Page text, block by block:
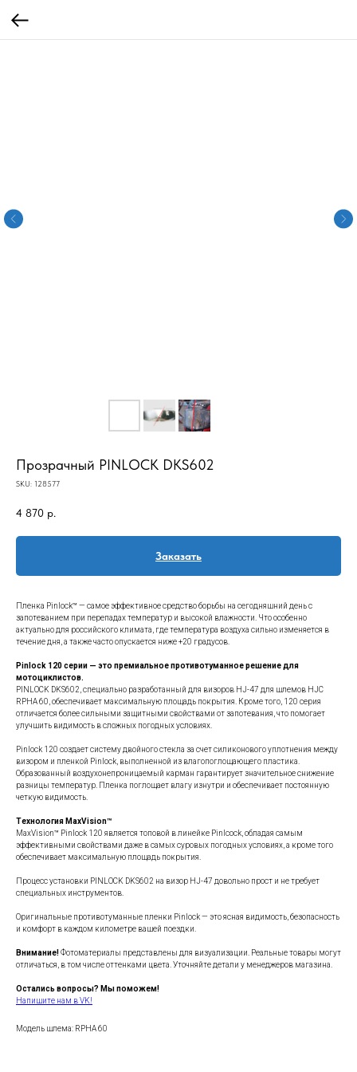
Прозрачный PINLOCK DKS602
SKU: 128577
4 870 р.
Заказать
Пленка Pinlock™ — самое эффективное средство борьбы на сегодняшний день с
запотеванием при перепадах температур и высокой влажности. Что особенно
актуально для российского климата, где температура воздуха сильно изменяется в
течение дня, а также часто опускается ниже +20 градусов.
Pinlock 120 серии — это премиальное противотуманное решение для
мотоциклистов.
PINLOCK DKS602, специально разработанный для визоров HJ-47 для шлемов HJC
RPHA 60, обеспечивает максимальную площадь покрытия. Кроме того, 120 серия
отличается более сильными защитными свойствами от запотевания, что помогает
улучшить видимость в сложных погодных условиях.
Pinlock 120 создает систему двойного стекла за счет силиконового уплотнения между
визором и пленкой Pinlock, выполненной из влагопоглощающего пластика.
Образованный воздухонепроницаемый карман гарантирует значительное снижение
разницы температур. Пленка поглощает влагу изнутри и обеспечивает постоянную
четкую видимость.
Технология MaxVision™
MaxVision™ Pinlock 120 является топовой в линейке Pinlcock, обладая самым
эффективными свойствами даже в самых суровых погодных условиях, а кроме того
обеспечивает максимальную площадь покрытия.
Процесс установки PINLOCK DKS602 на визор HJ-47 довольно прост и не требует
специальных инструментов.
Оригинальные противотуманные пленки Pinlock — это ясная видимость, безопасность
и комфорт в каждом километре вашей поездки.
Внимание!Фотоматериалы представлены для визуализации. Реальные товары могут
отличаться, в том числе оттенками цвета. Уточняйте детали у менеджеров магазина.
Остались вопросы? Мы поможем!
Напишите нам в VK!
Модель шлема: RPHA 60